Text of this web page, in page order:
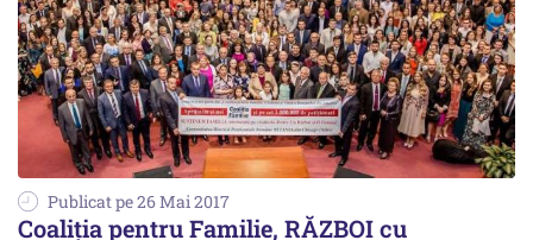
Publicat pe 26 Mai 2017
Coaliția pentru Familie, RĂZBOI cu